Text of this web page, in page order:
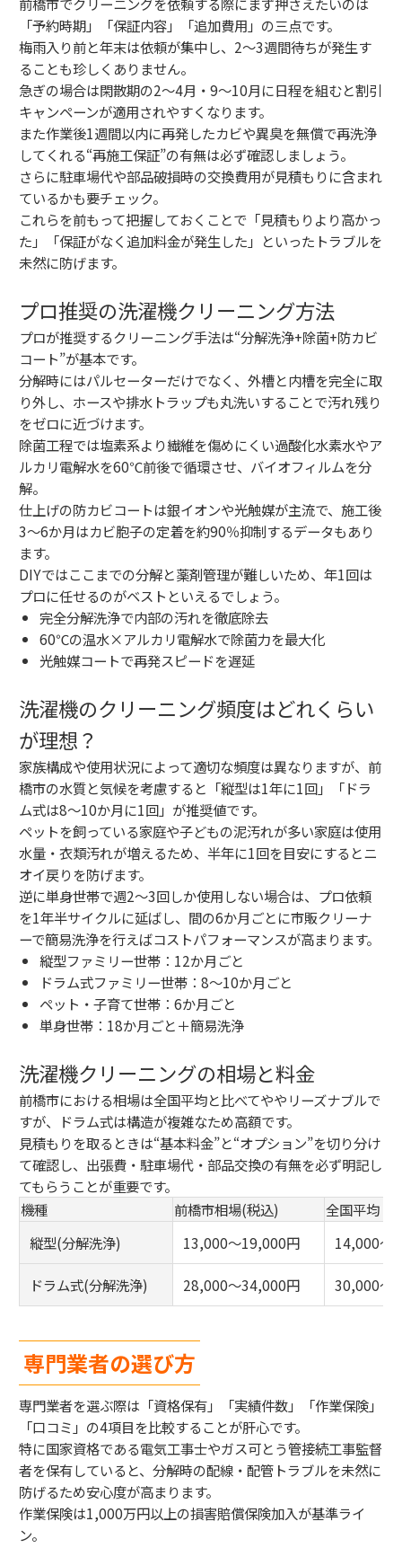
「予約時期」「保証内容」「追加費用」の三点です。
梅雨入り前と年末は依頼が集中し、2〜3週間待ちが発生す
ることも珍しくありません。
急ぎの場合は閑散期の2〜4月・9〜10月に日程を組むと割引
キャンペーンが適用されやすくなります。
また作業後1週間以内に再発したカビや異臭を無償で再洗浄
してくれる“再施工保証”の有無は必ず確認しましょう。
さらに駐車場代や部品破損時の交換費用が見積もりに含まれ
ているかも要チェック。
これらを前もって把握しておくことで「見積もりより高かっ
た」「保証がなく追加料金が発生した」といったトラブルを
未然に防げます。
プロ推奨の洗濯機クリーニング方法
プロが推奨するクリーニング手法は“分解洗浄+除菌+防カビ
コート”が基本です。
分解時にはパルセーターだけでなく、外槽と内槽を完全に取
り外し、ホースや排水トラップも丸洗いすることで汚れ残り
をゼロに近づけます。
除菌工程では塩素系より繊維を傷めにくい過酸化水素水やア
ルカリ電解水を60℃前後で循環させ、バイオフィルムを分
解。
仕上げの防カビコートは銀イオンや光触媒が主流で、施工後
3〜6か月はカビ胞子の定着を約90％抑制するデータもあり
ます。
DIYではここまでの分解と薬剤管理が難しいため、年1回は
プロに任せるのがベストといえるでしょう。
完全分解洗浄で内部の汚れを徹底除去
60℃の温水×アルカリ電解水で除菌力を最大化
光触媒コートで再発スピードを遅延
洗濯機のクリーニング頻度はどれくらい
が理想？
家族構成や使用状況によって適切な頻度は異なりますが、前
橋市の水質と気候を考慮すると「縦型は1年に1回」「ドラ
ム式は8〜10か月に1回」が推奨値です。
ペットを飼っている家庭や子どもの泥汚れが多い家庭は使用
水量・衣類汚れが増えるため、半年に1回を目安にするとニ
オイ戻りを防げます。
逆に単身世帯で週2〜3回しか使用しない場合は、プロ依頼
を1年半サイクルに延ばし、間の6か月ごとに市販クリーナ
ーで簡易洗浄を行えばコストパフォーマンスが高まります。
縦型ファミリー世帯：12か月ごと
ドラム式ファミリー世帯：8〜10か月ごと
ペット・子育て世帯：6か月ごと
単身世帯：18か月ごと＋簡易洗浄
洗濯機クリーニングの相場と料金
前橋市における相場は全国平均と比べてややリーズナブルで
すが、ドラム式は構造が複雑なため高額です。
見積もりを取るときは“基本料金”と“オプション”を切り分け
て確認し、出張費・駐車場代・部品交換の有無を必ず明記し
てもらうことが重要です。
機種
前橋市相場(税込)
全国平均
縦型(分解洗浄)
13,000〜19,000円 14,000
ドラム式(分解洗浄) 28,000〜34,000円 30,000〜
専門業者の選び方
専門業者を選ぶ際は「資格保有」「実績件数」「作業保険」
「口コミ」の4項目を比較することが肝心です。
特に国家資格である電気工事士やガス可とう管接続工事監督
者を保有していると、分解時の配線・配管トラブルを未然に
防げるため安心度が高まります。
作業保険は1,000万円以上の損害賠償保険加入が基準ライ
ン。